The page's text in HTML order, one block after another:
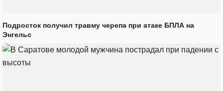
Подросток получил травму черепа при атаке БПЛА на
Энгельс